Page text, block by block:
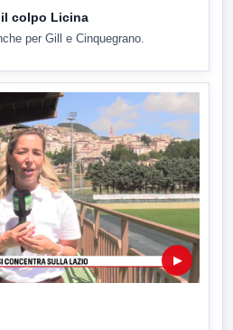
il colpo Licina
per Gill e Cinquegrano.
▶